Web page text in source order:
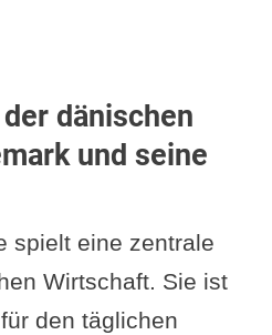
dänischen
und seine
spielt eine zentrale
Wirtschaft. Sie ist
den täglichen